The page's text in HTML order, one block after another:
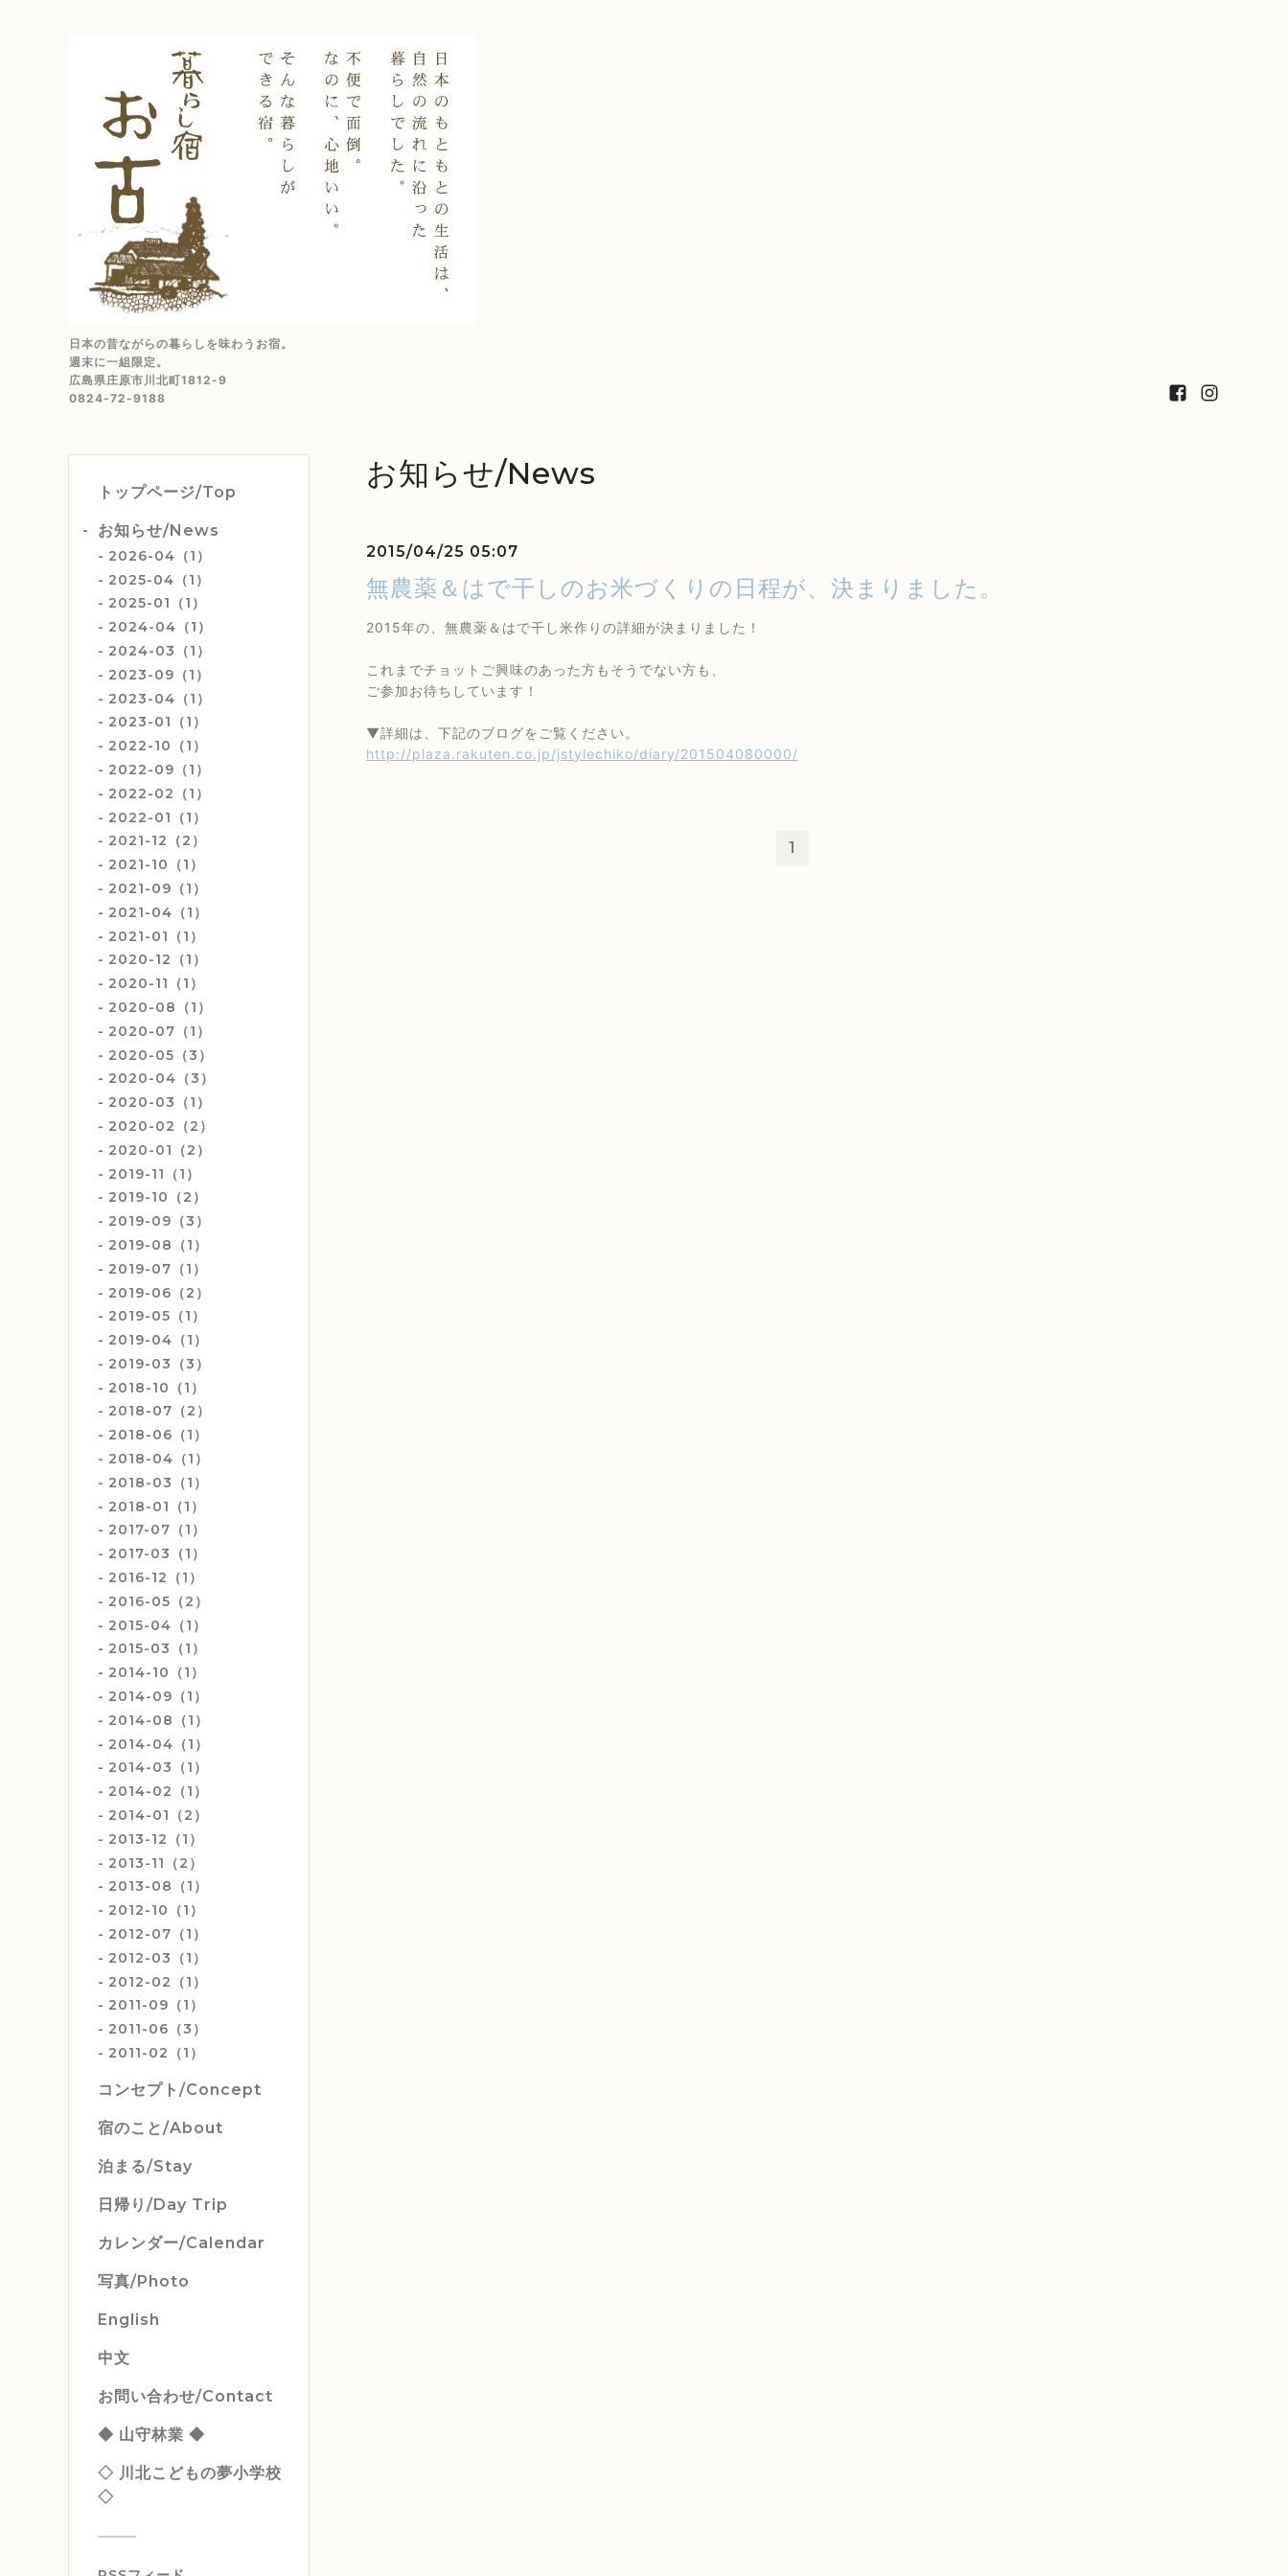
日本の昔ながらの暮らしを味わうお宿。
週末に一組限定。
広島県庄原市川北町1812-9
0824-72-9188
トップページ/Top
お知らせ/News
2026-04（1）
2025-04（1）
2025-01（1）
2024-04（1）
2024-03（1）
2023-09（1）
2023-04（1）
2023-01（1）
2022-10（1）
2022-09（1）
2022-02（1）
2022-01（1）
2021-12（2）
2021-10（1）
2021-09（1）
2021-04（1）
2021-01（1）
2020-12（1）
2020-11（1）
2020-08（1）
2020-07（1）
2020-05（3）
2020-04（3）
2020-03（1）
2020-02（2）
2020-01（2）
2019-11（1）
2019-10（2）
2019-09（3）
2019-08（1）
2019-07（1）
2019-06（2）
2019-05（1）
2019-04（1）
2019-03（3）
2018-10（1）
2018-07（2）
2018-06（1）
2018-04（1）
2018-03（1）
2018-01（1）
2017-07（1）
2017-03（1）
2016-12（1）
2016-05（2）
2015-04（1）
2015-03（1）
2014-10（1）
2014-09（1）
2014-08（1）
2014-04（1）
2014-03（1）
2014-02（1）
2014-01（2）
2013-12（1）
2013-11（2）
2013-08（1）
2012-10（1）
2012-07（1）
2012-03（1）
2012-02（1）
2011-09（1）
2011-06（3）
2011-02（1）
コンセプト/Concept
宿のこと/About
泊まる/Stay
日帰り/Day Trip
カレンダー/Calendar
写真/Photo
English
中文
お問い合わせ/Contact
◆ 山守林業 ◆
◇ 川北こどもの夢小学校
◇
お知らせ/News
2015/04/25 05:07
無農薬＆はで干しのお米づくりの日程が、決まりました。
2015年の、無農薬＆はで干し米作りの詳細が決まりました！
これまでチョットご興味のあった方もそうでない方も、
ご参加お待ちしています！
▼詳細は、下記のブログをご覧ください。
http://plaza.rakuten.co.jp/jstylechiko/diary/201504080000/
1